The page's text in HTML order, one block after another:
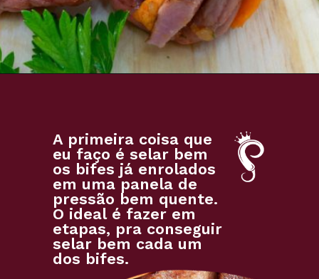
A primeira coisa que
eu faço é selar bem
os bifes já enrolados
em uma panela de
pressão bem quente.
O ideal é fazer em
etapas, pra conseguir
selar bem cada um
dos bifes.